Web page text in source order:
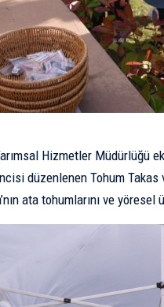
Hizmetler Müdürlüğü
düzenlenen Tohum
ata tohumlarını ve yöresel